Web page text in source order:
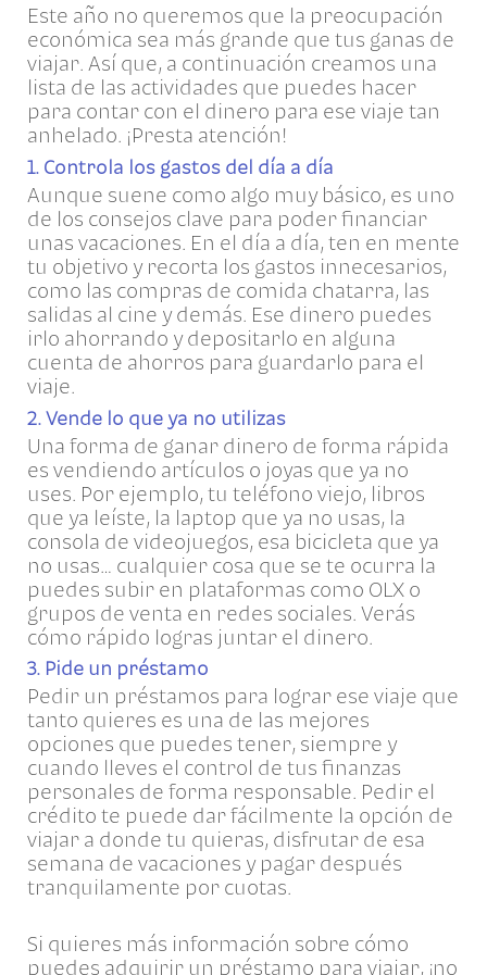
Este año no queremos que la preocupación
económica sea más grande que tus ganas de
viajar. Así que, a continuación creamos una
lista de las actividades que puedes hacer
para contar con el dinero para ese viaje tan
anhelado. ¡Presta atención!
1. Controla los gastos del día a día
Aunque suene como algo muy básico, es uno
de los consejos clave para poder financiar
unas vacaciones. En el día a día, ten en mente
tu objetivo y recorta los gastos innecesarios,
como las compras de comida chatarra, las
salidas al cine y demás. Ese dinero puedes
irlo ahorrando y depositarlo en alguna
cuenta de ahorros para guardarlo para el
viaje.
2. Vende lo que ya no utilizas
Una forma de ganar dinero de forma rápida
es vendiendo artículos o joyas que ya no
uses. Por ejemplo, tu teléfono viejo, libros
que ya leíste, la laptop que ya no usas, la
consola de videojuegos, esa bicicleta que ya
no usas… cualquier cosa que se te ocurra la
puedes subir en plataformas como OLX o
grupos de venta en redes sociales. Verás
cómo rápido logras juntar el dinero.
3. Pide un préstamo
Pedir un préstamos para lograr ese viaje que
tanto quieres es una de las mejores
opciones que puedes tener, siempre y
cuando lleves el control de tus finanzas
personales de forma responsable. Pedir el
crédito te puede dar fácilmente la opción de
viajar a donde tu quieras, disfrutar de esa
semana de vacaciones y pagar después
tranquilamente por cuotas.
Si quieres más información sobre cómo
puedes adquirir un préstamo para viajar, ¡no